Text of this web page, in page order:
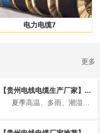
电力电缆7
更多
【贵州电线电缆生产厂家】...